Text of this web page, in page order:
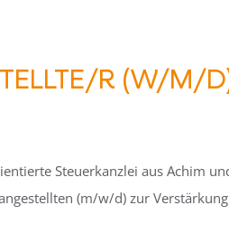
R (W/M/
Steuerkanzlei aus Achim
(m/w/d) zur